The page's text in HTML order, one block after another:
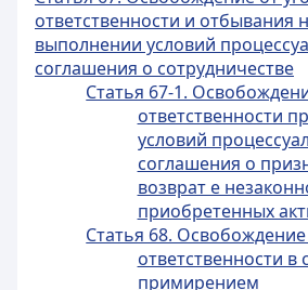
ответственности и отбывания
выполнении условий
соглашения о сотрудничестве
Статья 67-1.
ответственности
условий
соглашения о
возврат е
приобретенных
Статья 68.
ответственности в
примирением